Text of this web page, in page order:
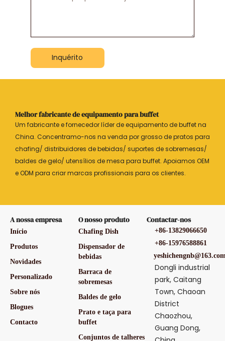
Inquérito
Melhor fabricante de equipamento para buffet
Um fabricante e fornecedor líder de equipamento de buffet na
China. Concentramo-nos na venda por grosso de pratos para
chafing/ distribuidores de bebidas/ suportes de sobremesas/
baldes de gelo/ utensílios de mesa para buffet. Apoiamos OEM
e ODM para criar marcas profissionais para os clientes.
A nossa empresa
Início
Produtos
Novidades
Personalizado
Sobre nós
Blogues
Contacto
O nosso produto
Chafing Dish
Dispensador de
bebidas
Barraca de
sobremesas
Baldes de gelo
Prato e taça para
buffet
Conjuntos de talheres
Contactar-nos
+86-13829066650
+86-15976588861
Dongli industrial
park, Caitang
Town, Chaoan
District
Chaozhou,
Guang Dong,